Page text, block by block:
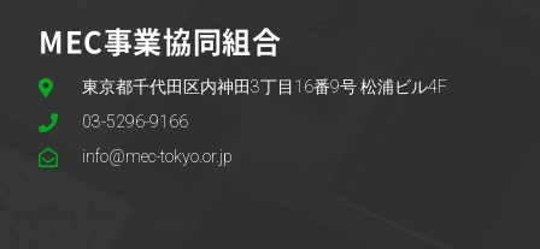
MEC事業協同組合
東京都千代田区内神田3丁目16番9号 松浦ビル4F
03-5296-9166
info@mec-tokyo.or.jp